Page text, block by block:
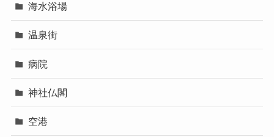
海水浴場
温泉街
病院
神社仏閣
空港